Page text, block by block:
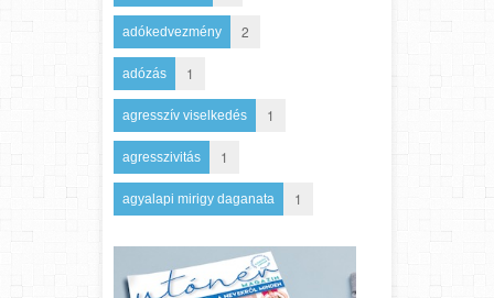
adókedvezmény 2
adózás 1
agresszív viselkedés 1
agresszivitás 1
agyalapi mirigy daganata 1